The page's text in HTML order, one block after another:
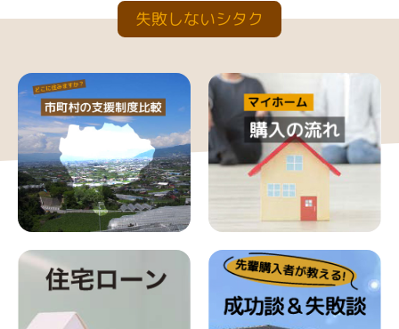
失敗しないシタク